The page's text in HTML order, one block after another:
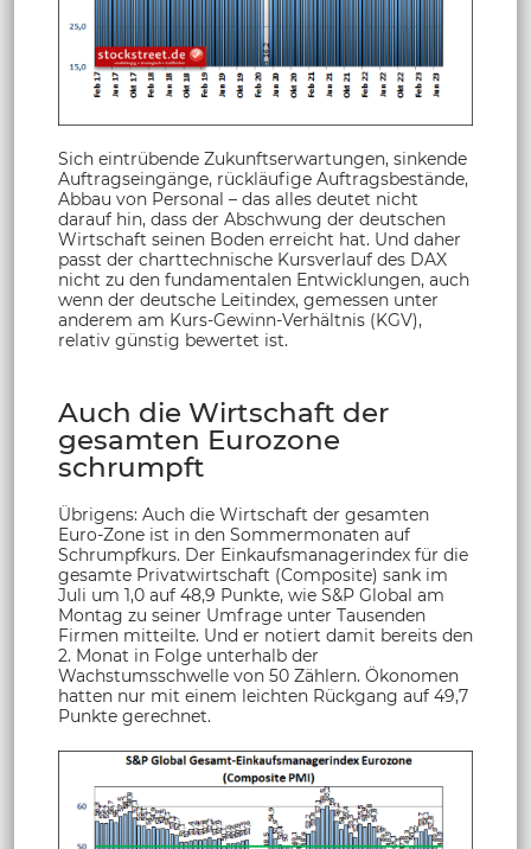
Sich eintrübende Zukunftserwartungen, sinkende
Auftragseingänge, rückläufige Auftragsbestände,
Abbau von Personal – das alles deutet nicht
darauf hin, dass der Abschwung der deutschen
Wirtschaft seinen Boden erreicht hat. Und daher
passt der charttechnische Kursverlauf des DAX
nicht zu den fundamentalen Entwicklungen, auch
wenn der deutsche Leitindex, gemessen unter
anderem am Kurs-Gewinn-Verhältnis (KGV),
relativ günstig bewertet ist.
Auch die Wirtschaft der
gesamten Eurozone
schrumpft
Übrigens: Auch die Wirtschaft der gesamten
Euro-Zone ist in den Sommermonaten auf
Schrumpfkurs. Der Einkaufsmanagerindex für die
gesamte Privatwirtschaft (Composite) sank im
Juli um 1,0 auf 48,9 Punkte, wie S&P Global am
Montag zu seiner Umfrage unter Tausenden
Firmen mitteilte. Und er notiert damit bereits den
2. Monat in Folge unterhalb der
Wachstumsschwelle von 50 Zählern. Ökonomen
hatten nur mit einem leichten Rückgang auf 49,7
Punkte gerechnet.